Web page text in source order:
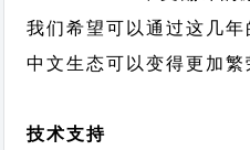
我们希望可以通过这几
中文生态可以变得更加繁
技术支持